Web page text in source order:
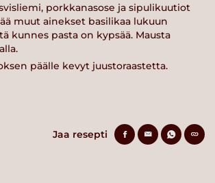
porkkanasose ja sipulikuutiot
muut ainekset basilikaa lukuun
kunnes pasta on kypsää. Mausta
päälle kevyt juustoraastetta.
Jaa resepti